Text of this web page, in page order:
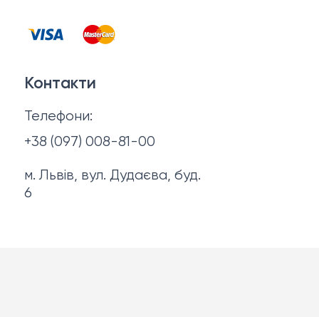
Запальнички
Договір оферти
Політика конфіденційності
Про нас
Контакти
Телефони:
+38 (097) 008-81-00
м. Львів, вул. Дудаєва, буд.
6